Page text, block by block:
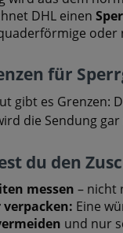
DHL einen
oder
für
gibt es Grenzen:
die Sendung
du den
messen – nicht
Eine
und nur